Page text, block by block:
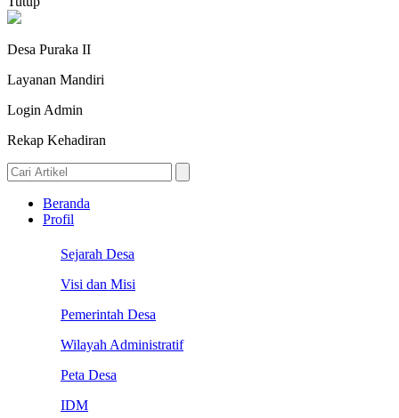
Desa Puraka II
Layanan Mandiri
Login Admin
Rekap Kehadiran
Beranda
Profil
Sejarah Desa
Visi dan Misi
Pemerintah Desa
Wilayah Administratif
Peta Desa
IDM